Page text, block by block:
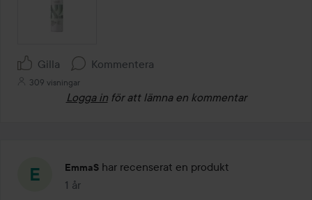
Gilla Kommentera
309 visningar
Logga in för att lämna en kommentar
EmmaS har recenserat en produkt
1 år
Inlägget skapades 1 år